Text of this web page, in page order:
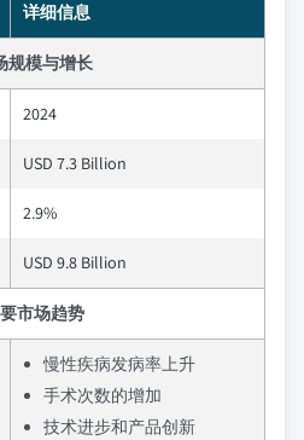
详细信息
规模与增长
2024
USD 7.3 Billion
2.9%
USD 9.8 Billion
市场趋势
慢性疾病发病率上升
手术次数的增加
技术进步和产品创新